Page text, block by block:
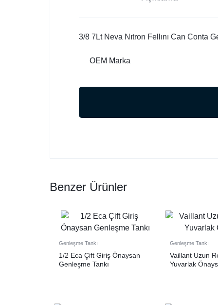
3/8 7Lt Neva Nıtron Fellını Can Conta
OEM Marka
Benzer Ürünler
Genleşme Tankı
1/2 Eca Çift Giriş Önaysan
Genleşme Tankı
Genleşme Tankı
Vaillant Uzun
Yuvarlak